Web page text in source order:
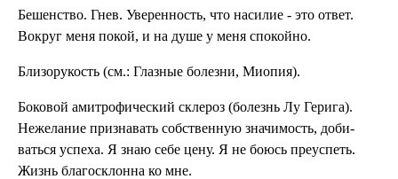
Бешенство. Гнев. Уверенность, что наси­лие - это ответ.
Вокруг меня покой, и на душе у меня спокойно.
Близорукость (см.: Глазные болезни, Миопия).
Боковой амитрофический склероз (бо­лезнь Лу Герига).
Нежелание признавать соб­ственную значимость, доби­
ваться успеха. Я знаю себе цену. Я не боюсь преуспеть.
Жизнь благо­склонна ко мне.